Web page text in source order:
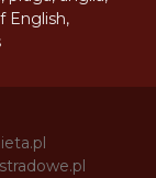
English,